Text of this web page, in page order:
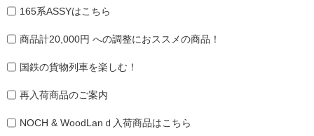
165系ASSYはこちら
商品計20,000円 への調整におススメの商品！
国鉄の貨物列車を楽しむ！
再入荷商品のご案内
NOCH & WoodLanｄ入荷商品はこちら